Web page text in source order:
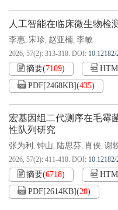
人工智能在临床微生物检
李惠, 宋珍, 赵亚楠, 李敏
2026, 57(2): 313-318. DOI: 10.12182/
摘要(7109)
PDF[2468KB](435)
宏基因组二代测序在毛霉
性队列研究
张为利 , 钟山, 陆思芬, 肖侠, 谢
2026, 57(2): 411-418. DOI:
摘要(6718)
PDF[2614KB](20)